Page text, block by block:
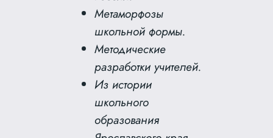
Метаморфозы
школьной формы.
Методические
разработки учителей.
Из истории
школьного
образования